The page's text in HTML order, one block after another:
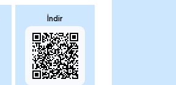
İndir